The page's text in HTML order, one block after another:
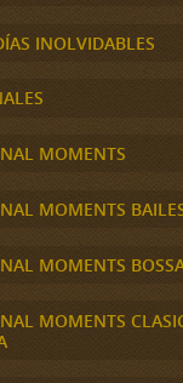
INOLVIDABLES
MOMENTS
MOMENTS
MOMENTS
MOMENTS